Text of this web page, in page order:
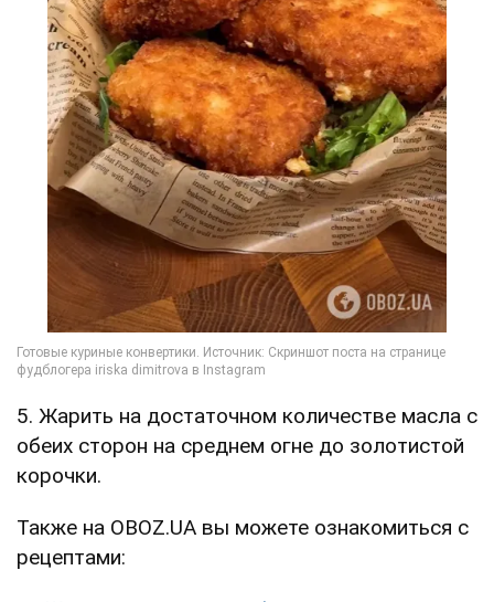
5. Жарить на достаточном количестве масла с
обеих сторон на среднем огне до золотистой
корочки.
Также на OBOZ.UA вы можете ознакомиться с
рецептами: